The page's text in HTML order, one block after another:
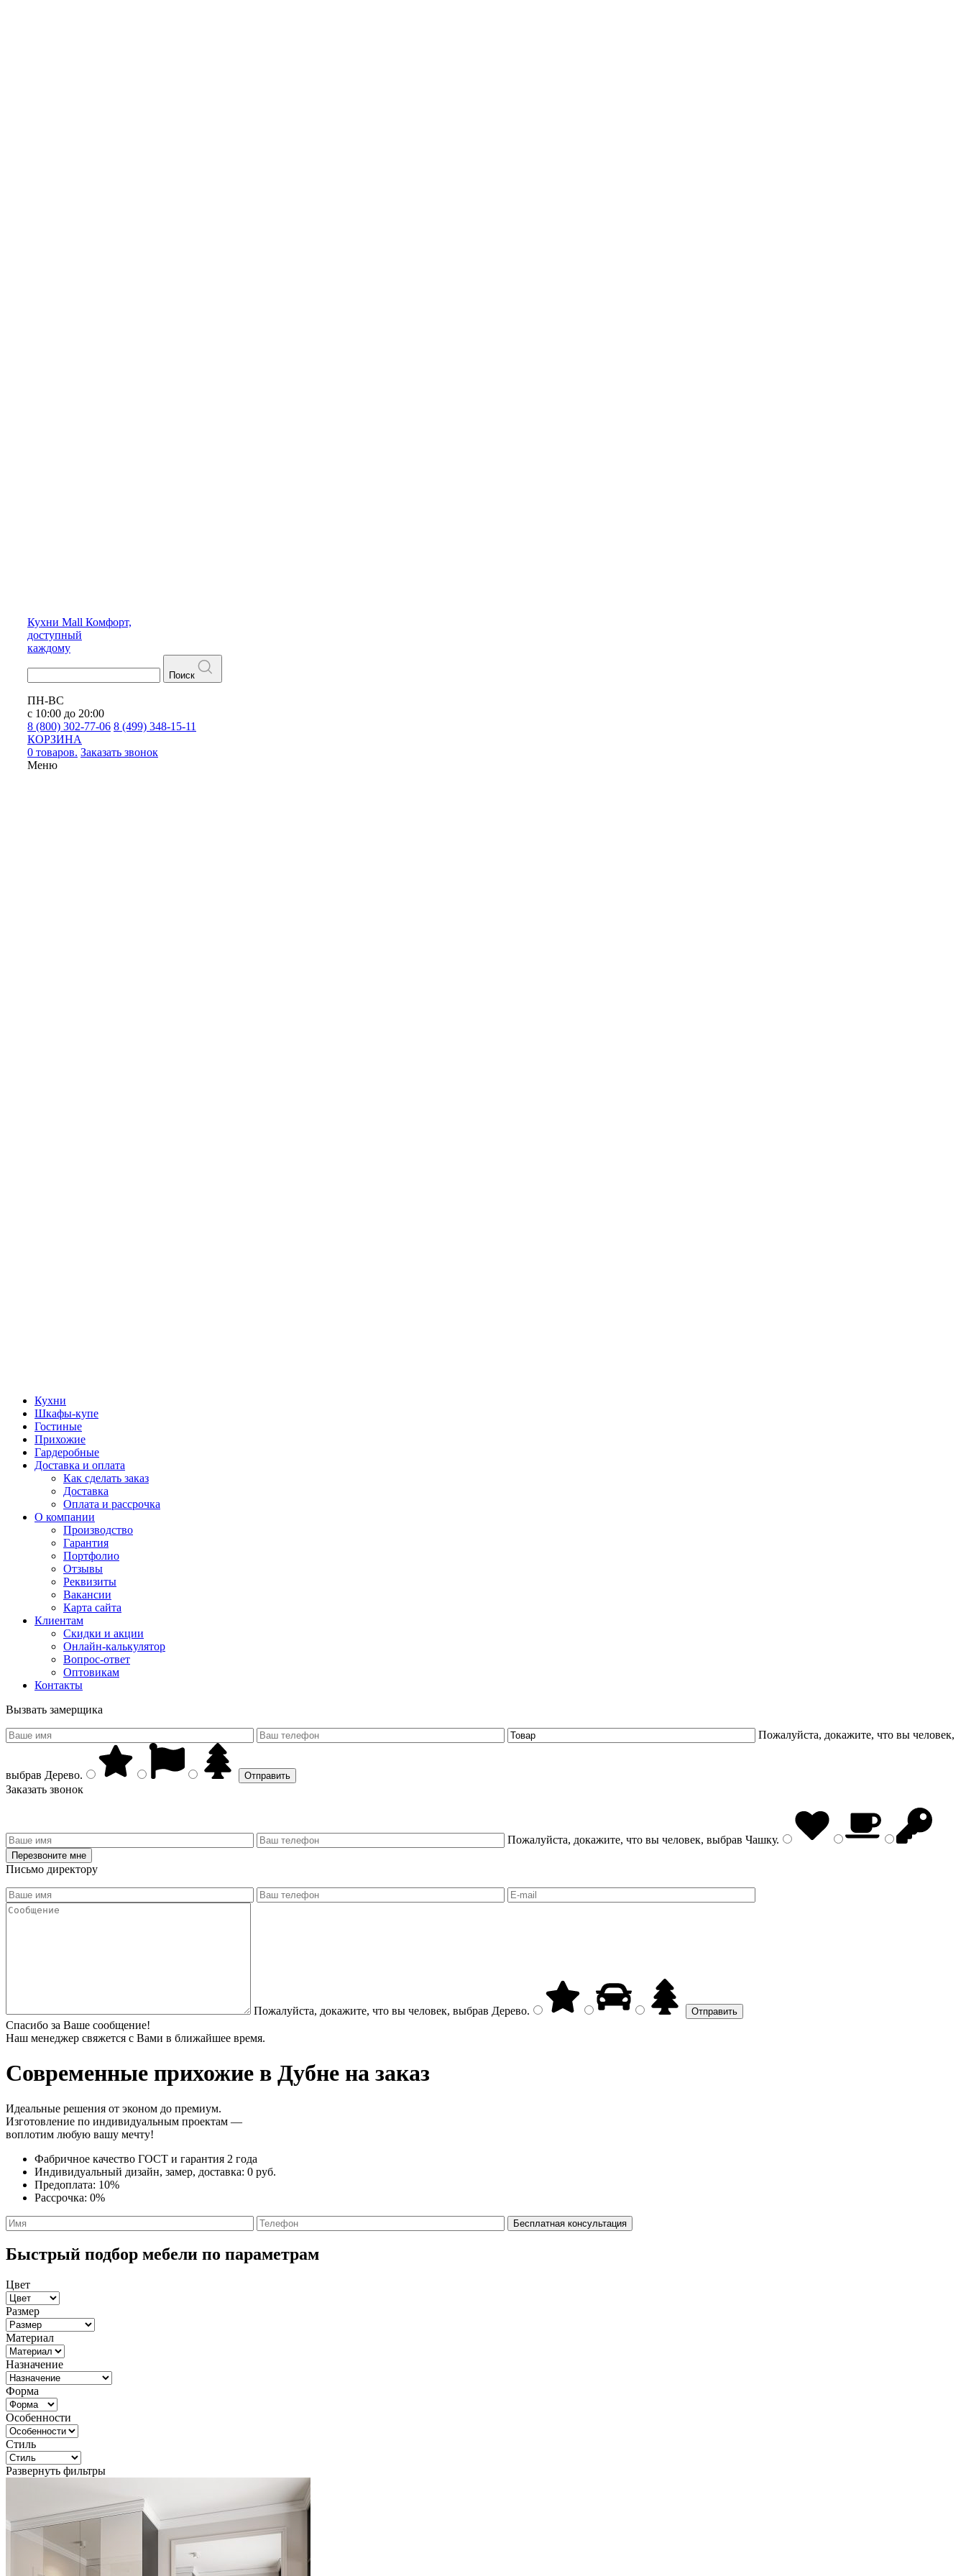
Кухни Mall Комфорт,
доступный
каждому
Поиск
ПН-ВС
с 10:00 до 20:00
8 (800) 302-77-06 8 (499) 348-15-11
КОРЗИНА
0 товаров. Заказать звонок
Меню
Кухни
Шкафы-купе
Гостиные
Прихожие
Гардеробные
Доставка и оплата
Как сделать заказ
Доставка
Оплата и рассрочка
О компании
Производство
Гарантия
Портфолио
Отзывы
Реквизиты
Вакансии
Карта сайта
Клиентам
Скидки и акции
Онлайн-калькулятор
Вопрос-ответ
Оптовикам
Контакты
Вызвать замерщика
Пожалуйста, докажите, что вы человек,
выбрав Дерево.
Заказать звонок
Пожалуйста, докажите, что вы человек, выбрав Чашку.
Письмо директору
Пожалуйста, докажите, что вы человек, выбрав Дерево.
Спасибо за Ваше сообщение!
Наш менеджер свяжется с Вами в ближайшее время.
Современные прихожие в Дубне на заказ
Идеальные решения от эконом до премиум.
Изготовление по индивидуальным проектам —
воплотим любую вашу мечту!
Фабричное качество ГОСТ и гарантия 2 года
Индивидуальный дизайн, замер, доставка: 0 руб.
Предоплата: 10%
Рассрочка: 0%
Быстрый подбор мебели по параметрам
Цвет
Размер
Материал
Назначение
Форма
Особенности
Стиль
Развернуть фильтры